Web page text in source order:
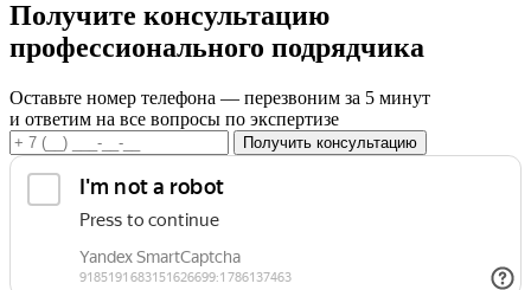
Получите консультацию
профессионального подрядчика
Оставьте номер телефона — перезвоним за 5 минут
и ответим на все вопросы по экспертизе
Получить консультацию